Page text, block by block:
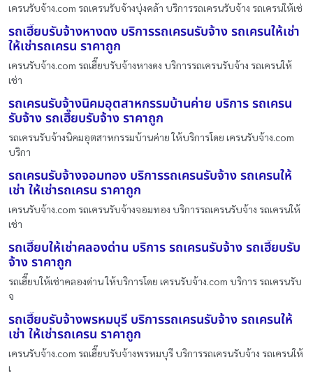
เครนรับจ้าง.com รถเครนรับจ้างบุ่งคล้า บริการรถเครนรับจ้าง รถเครนให้เช่
รถเฮี๊ยบรับจ้างหางดง บริการรถเครนรับจ้าง รถเครนให้เช่า
ให้เช่ารถเครน ราคาถูก
เครนรับจ้าง.com รถเฮี๊ยบรับจ้างหางดง บริการรถเครนรับจ้าง รถเครนให้
เช่า
รถเครนรับจ้างนิคมอุตสาหกรรมบ้านค่าย บริการ รถเครน
รับจ้าง รถเฮี๊ยบรับจ้าง ราคาถูก
รถเครนรับจ้างนิคมอุตสาหกรรมบ้านค่าย ให้บริการโดย เครนรับจ้าง.com
บริกา
รถเครนรับจ้างจอมทอง บริการรถเครนรับจ้าง รถเครนให้
เช่า ให้เช่ารถเครน ราคาถูก
เครนรับจ้าง.com รถเครนรับจ้างจอมทอง บริการรถเครนรับจ้าง รถเครนให้
เช่า
รถเฮี๊ยบให้เช่าคลองด่าน บริการ รถเครนรับจ้าง รถเฮี๊ยบรับ
จ้าง ราคาถูก
รถเฮี๊ยบให้เช่าคลองด่าน ให้บริการโดย เครนรับจ้าง.com บริการ รถเครนรับ
จ
รถเฮี๊ยบรับจ้างพรหมบุรี บริการรถเครนรับจ้าง รถเครนให้
เช่า ให้เช่ารถเครน ราคาถูก
เครนรับจ้าง.com รถเฮี๊ยบรับจ้างพรหมบุรี บริการรถเครนรับจ้าง รถเครนให้
เ